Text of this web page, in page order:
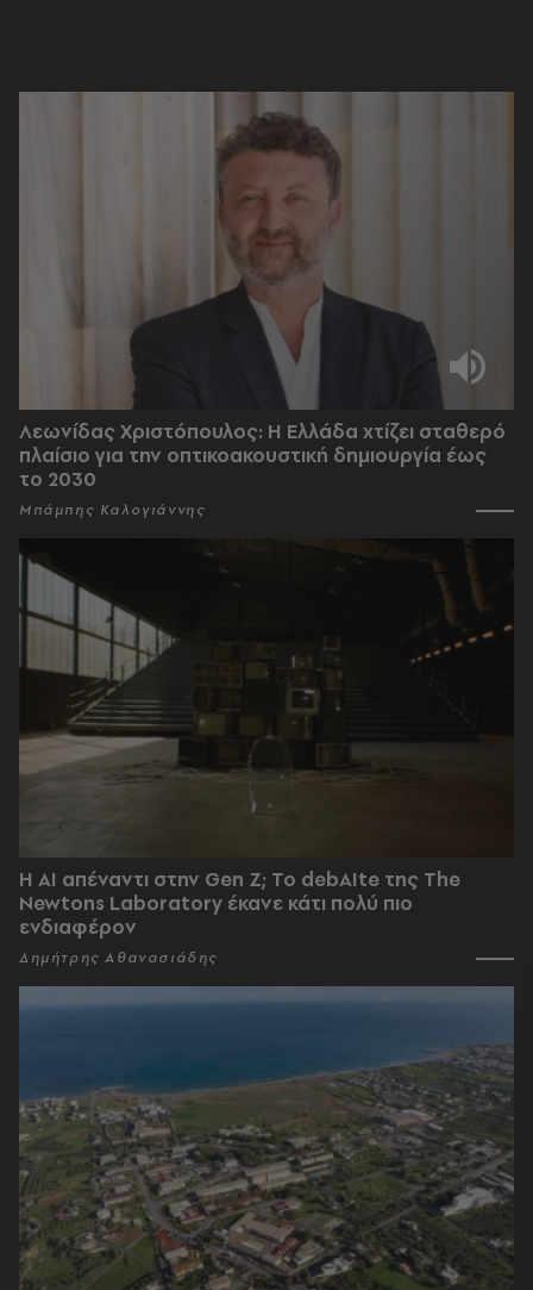
Λεωνίδας Χριστόπουλος: Η Ελλάδα χτίζει σταθερό
πλαίσιο για την οπτικοακουστική δημιουργία έως
το 2030
Μπάμπης Καλογιάννης
Η AI απέναντι στην Gen Z; Το debAIte της The
Newtons Laboratory έκανε κάτι πολύ πιο
ενδιαφέρον
Δημήτρης Αθανασιάδης